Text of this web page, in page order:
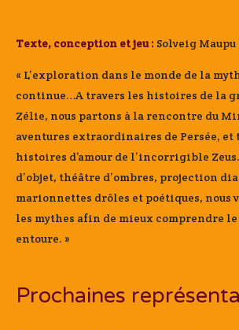
Texte, conception et jeu : Solveig Maupu
« L’exploration dans le monde de la
continue…A travers les histoires de la
Zélie, nous partons à la rencontre du
aventures extraordinaires de Persée, et
histoires d’amour de l’incorrigible
d’objet, théâtre d’ombres, projection
marionnettes drôles et poétiques, nous
les mythes afin de mieux comprendre le
entoure. »
Prochaines